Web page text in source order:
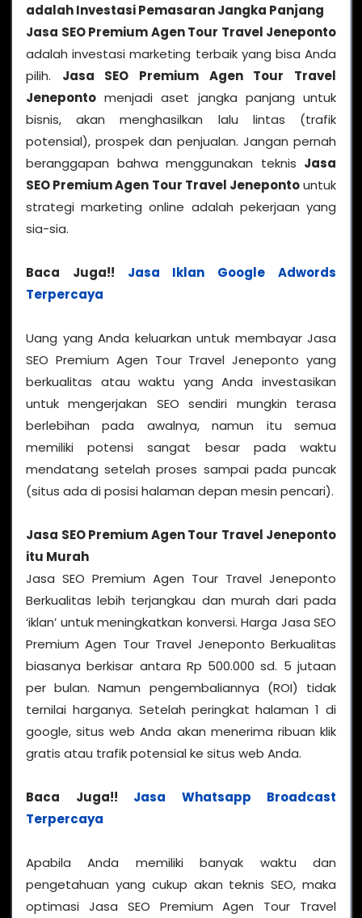
adalah Investasi Pemasaran Jangka Panjang
Jasa SEO Premium Agen Tour Travel Jeneponto
adalah investasi marketing terbaik yang bisa Anda
pilih. Jasa SEO Premium Agen Tour Travel
Jeneponto menjadi aset jangka panjang untuk
bisnis, akan menghasilkan lalu lintas (trafik
potensial), prospek dan penjualan. Jangan pernah
beranggapan bahwa menggunakan teknis Jasa
SEO Premium Agen Tour Travel Jenepontountuk
strategi marketing online adalah pekerjaan yang
sia-sia.
Baca Juga!! Jasa Iklan Google Adwords
Terpercaya
Uang yang Anda keluarkan untuk membayar Jasa
SEO Premium Agen Tour Travel Jeneponto yang
berkualitas atau waktu yang Anda investasikan
untuk mengerjakan SEO sendiri mungkin terasa
berlebihan pada awalnya, namun itu semua
memiliki potensi sangat besar pada waktu
mendatang setelah proses sampai pada puncak
(situs ada di posisi halaman depan mesin pencari).
Jasa SEO Premium Agen Tour Travel Jeneponto
itu Murah
Jasa SEO Premium Agen Tour Travel Jeneponto
Berkualitas lebih terjangkau dan murah dari pada
‘iklan’ untuk meningkatkan konversi. Harga Jasa SEO
Premium Agen Tour Travel Jeneponto Berkualitas
biasanya berkisar antara Rp 500.000 sd. 5 jutaan
per bulan. Namun pengembaliannya (ROI) tidak
ternilai harganya. Setelah peringkat halaman 1 di
google, situs web Anda akan menerima ribuan klik
gratis atau trafik potensial ke situs web Anda.
Baca Juga!! Jasa Whatsapp Broadcast
Terpercaya
Apabila Anda memiliki banyak waktu dan
pengetahuan yang cukup akan teknis SEO, maka
optimasi Jasa SEO Premium Agen Tour Travel